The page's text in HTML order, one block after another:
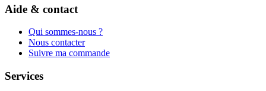
Aide & contact
Qui sommes-nous ?
Nous contacter
Suivre ma commande
Services